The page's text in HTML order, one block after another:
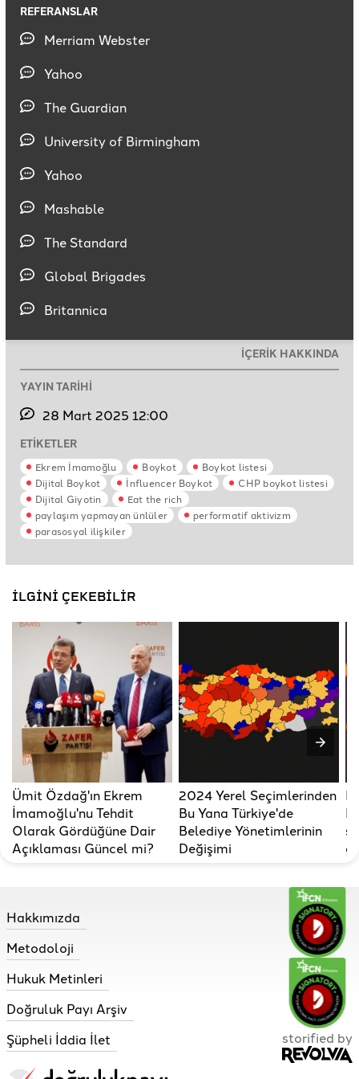
REFERANSLAR
Merriam Webster
Yahoo
The Guardian
University of Birmingham
Yahoo
Mashable
The Standard
Global Brigades
Britannica
İÇERİK HAKKINDA
YAYIN TARİHİ
28 Mart 2025 12:00
ETİKETLER
Ekrem İmamoğlu Boykot
Boykot listesi
Dijital Boykot
İnfluencer Boykot
CHP boykot listesi
Dijital Giyotin
Eat the rich
paylaşım yapmayan ünlüler
performatif aktivizm
parasosyal ilişkiler
İLGİNİ ÇEKEBİLİR
Ümit Özdağ'ın Ekrem
İmamoğlu'nu Tehdit
Olarak Gördüğüne Dair
Açıklaması Güncel mi?
2024 Yerel Seçimlerinden
Bu Yana Türkiye'de
Belediye Yönetimlerinin
Değişimi
Hakkımızda
Metodoloji
Hukuk Metinleri
Doğruluk Payı Arşiv
Şüpheli İddia İlet
storified by